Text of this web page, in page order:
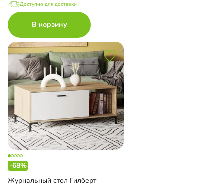
Доступно для доставки
В корзину
-68%
Журнальный стол Гилберт